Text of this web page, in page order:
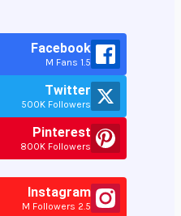
Facebook
1.5 M Fans
Twitter
500K Followers
Pinterest
800K Followers
Instagram
2.5 M Followers